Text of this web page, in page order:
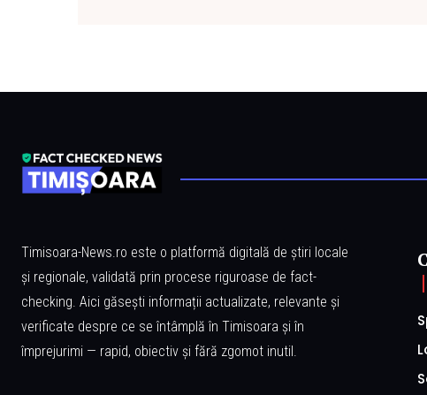
Timisoara-News.ro este o platformă digitală de știri locale
și regionale, validată prin procese riguroase de fact-
checking. Aici găsești informații actualizate, relevante și
verificate despre ce se întâmplă în Timisoara și în
împrejurimi — rapid, obiectiv și fără zgomot inutil.